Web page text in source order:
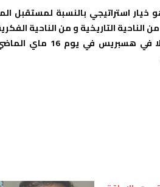
خيار استراتيجي بالنسبة لمستقبل
التاريخية و من الناحية
رئيس الحكومة قد